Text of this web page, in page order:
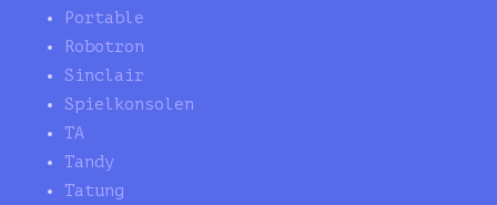
Portable
Robotron
Sinclair
Spielkonsolen
TA
Tandy
Tatung